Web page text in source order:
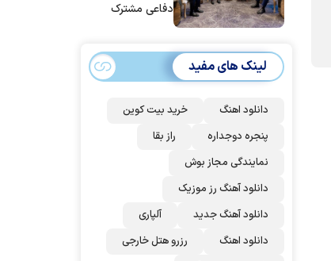
دفاعی مشترک
لینک های مفید
دانلود اهنگ
خرید بیت کوین
پنجره دوجداره
راز بقا
نمایندگی مجاز بوش
دانلود آهنگ رز‌ موزیک
دانلود آهنگ جدید
آلپاری
دانلود اهنگ
رزرو هتل خارجی